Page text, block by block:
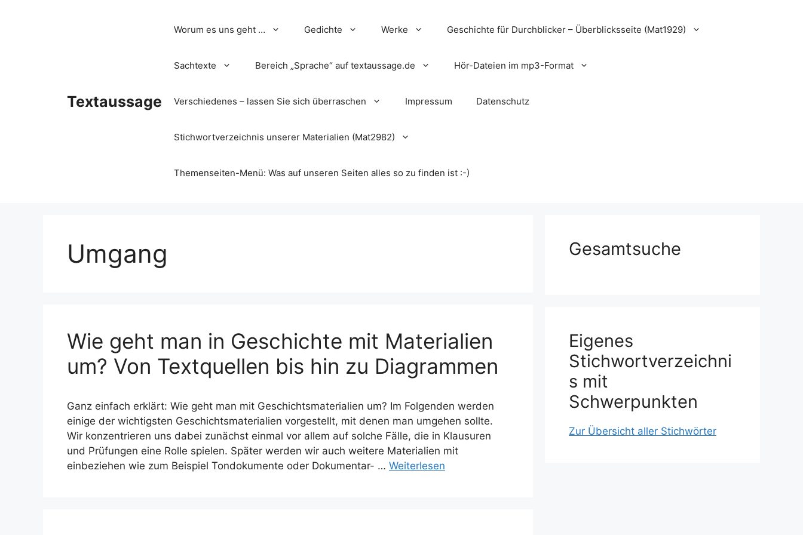
Textaussage
Worum es uns geht … Gedichte Werke Geschichte für Durchblicker – Überblicksseite (Mat1929)
Sachtexte Bereich „Sprache“ auf textaussage.de Hör-Dateien im mp3-Format
Verschiedenes – lassen Sie sich überraschen Impressum Datenschutz
Stichwortverzeichnis unserer Materialien (Mat2982)
Themenseiten-Menü: Was auf unseren Seiten alles so zu finden ist :-)
Umgang
Wie geht man in Geschichte mit Materialien
um? Von Textquellen bis hin zu Diagrammen
Ganz einfach erklärt: Wie geht man mit Geschichtsmaterialien um? Im Folgenden werden
einige der wichtigsten Geschichtsmaterialien vorgestellt, mit denen man umgehen sollte.
Wir konzentrieren uns dabei zunächst einmal vor allem auf solche Fälle, die in Klausuren
und Prüfungen eine Rolle spielen. Später werden wir auch weitere Materialien mit
einbeziehen wie zum Beispiel Tondokumente oder Dokumentar- … Weiterlesen
Gesamtsuche
Eigenes
Stichwortverzeichni
s mit
Schwerpunkten
Zur Übersicht aller Stichwörter